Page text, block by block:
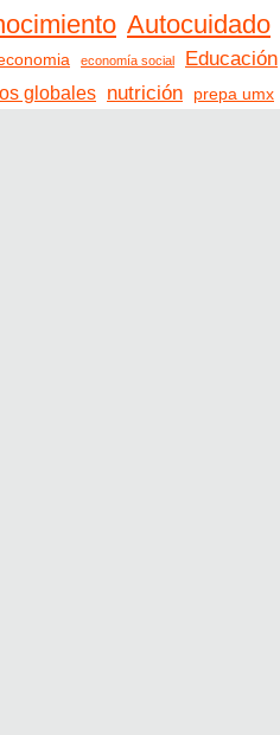
Autocuidado
economía social Educación
globales nutrición prepa umx